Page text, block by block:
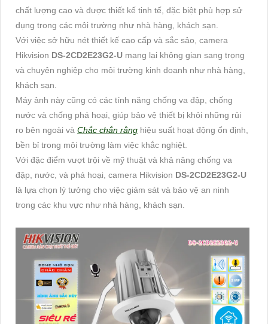
chất lượng cao và được thiết kế tinh tế, đặc biệt phù hợp sử
dụng trong các môi trường như nhà hàng, khách sạn.
Với việc sở hữu nét thiết kế cao cấp và sắc sảo, camera
Hikvision DS-2CD2E23G2-U mang lại không gian sang trọng
và chuyên nghiệp cho môi trường kinh doanh như nhà hàng,
khách sạn.
Máy ảnh này cũng có các tính năng chống va đập, chống
nước và chống phá hoại, giúp bảo vệ thiết bị khỏi những rủi
ro bên ngoài và Chắc chắn rằng hiệu suất hoạt động ổn định,
bền bỉ trong môi trường làm việc khắc nghiệt.
Với đặc điểm vượt trội về mỹ thuật và khả năng chống va
đập, nước, và phá hoại, camera Hikvision DS-2CD2E23G2-U
là lựa chọn lý tưởng cho việc giám sát và bảo vệ an ninh
trong các khu vực như nhà hàng, khách sạn.